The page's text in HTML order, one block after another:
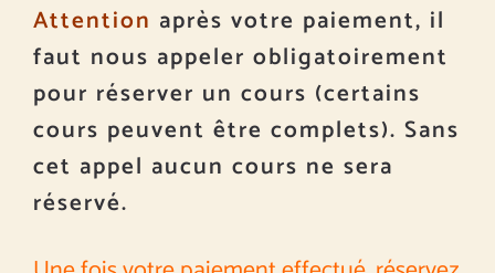
Attention après votre paiement, il
faut nous appeler obligatoirement
pour réserver un cours (certains
cours peuvent être complets). Sans
cet appel aucun cours ne sera
réservé.